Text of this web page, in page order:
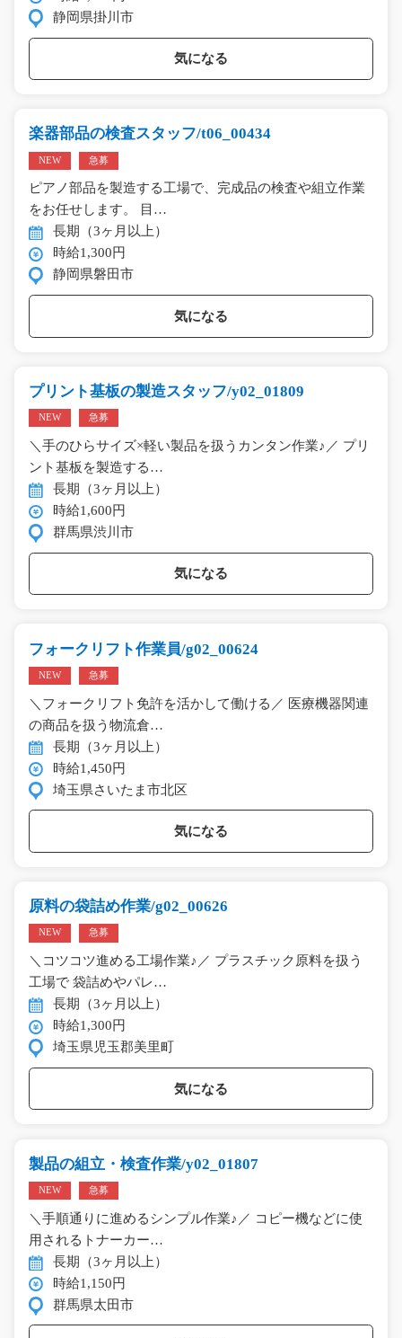
静岡県掛川市
気になる
楽器部品の検査スタッフ/t06_00434
NEW 急募
ピアノ部品を製造する工場で、完成品の検査や組立作業
をお任せします。 目…
長期（3ヶ月以上）
時給1,300円
静岡県磐田市
気になる
プリント基板の製造スタッフ/y02_01809
NEW 急募
＼手のひらサイズ×軽い製品を扱うカンタン作業♪／ プリ
ント基板を製造する…
長期（3ヶ月以上）
時給1,600円
群馬県渋川市
気になる
フォークリフト作業員/g02_00624
NEW 急募
＼フォークリフト免許を活かして働ける／ 医療機器関連
の商品を扱う物流倉…
長期（3ヶ月以上）
時給1,450円
埼玉県さいたま市北区
気になる
原料の袋詰め作業/g02_00626
NEW 急募
＼コツコツ進める工場作業♪／ プラスチック原料を扱う
工場で 袋詰めやパレ…
長期（3ヶ月以上）
時給1,300円
埼玉県児玉郡美里町
気になる
製品の組立・検査作業/y02_01807
NEW 急募
＼手順通りに進めるシンプル作業♪／ コピー機などに使
用されるトナーカー…
長期（3ヶ月以上）
時給1,150円
群馬県太田市